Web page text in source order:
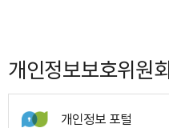
개인정보보호위원
개인정보 포털